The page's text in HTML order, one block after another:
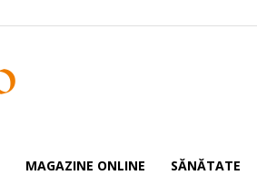
MAGAZINE ONLINE SĂNĂTATE